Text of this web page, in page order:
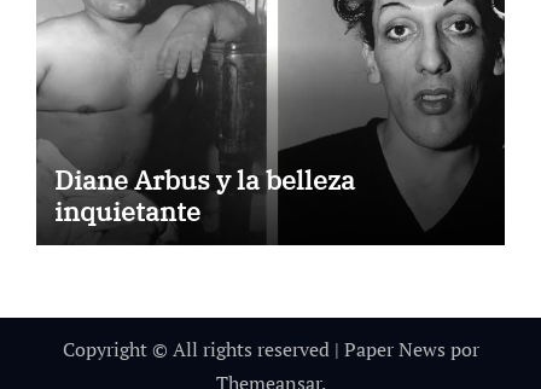
Diane Arbus y la belleza
inquietante
Copyright © All rights reserved | Paper News por
Themeansar.